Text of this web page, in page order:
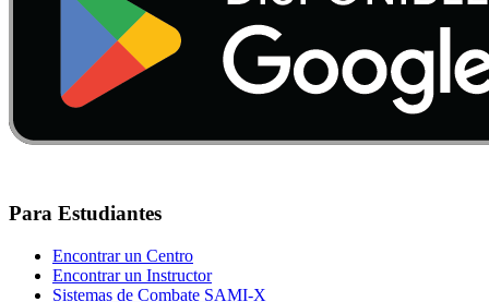
Para Estudiantes
Encontrar un Centro
Encontrar un Instructor
Sistemas de Combate SAMI-X